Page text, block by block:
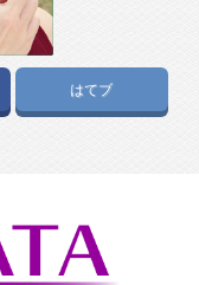
はてブ